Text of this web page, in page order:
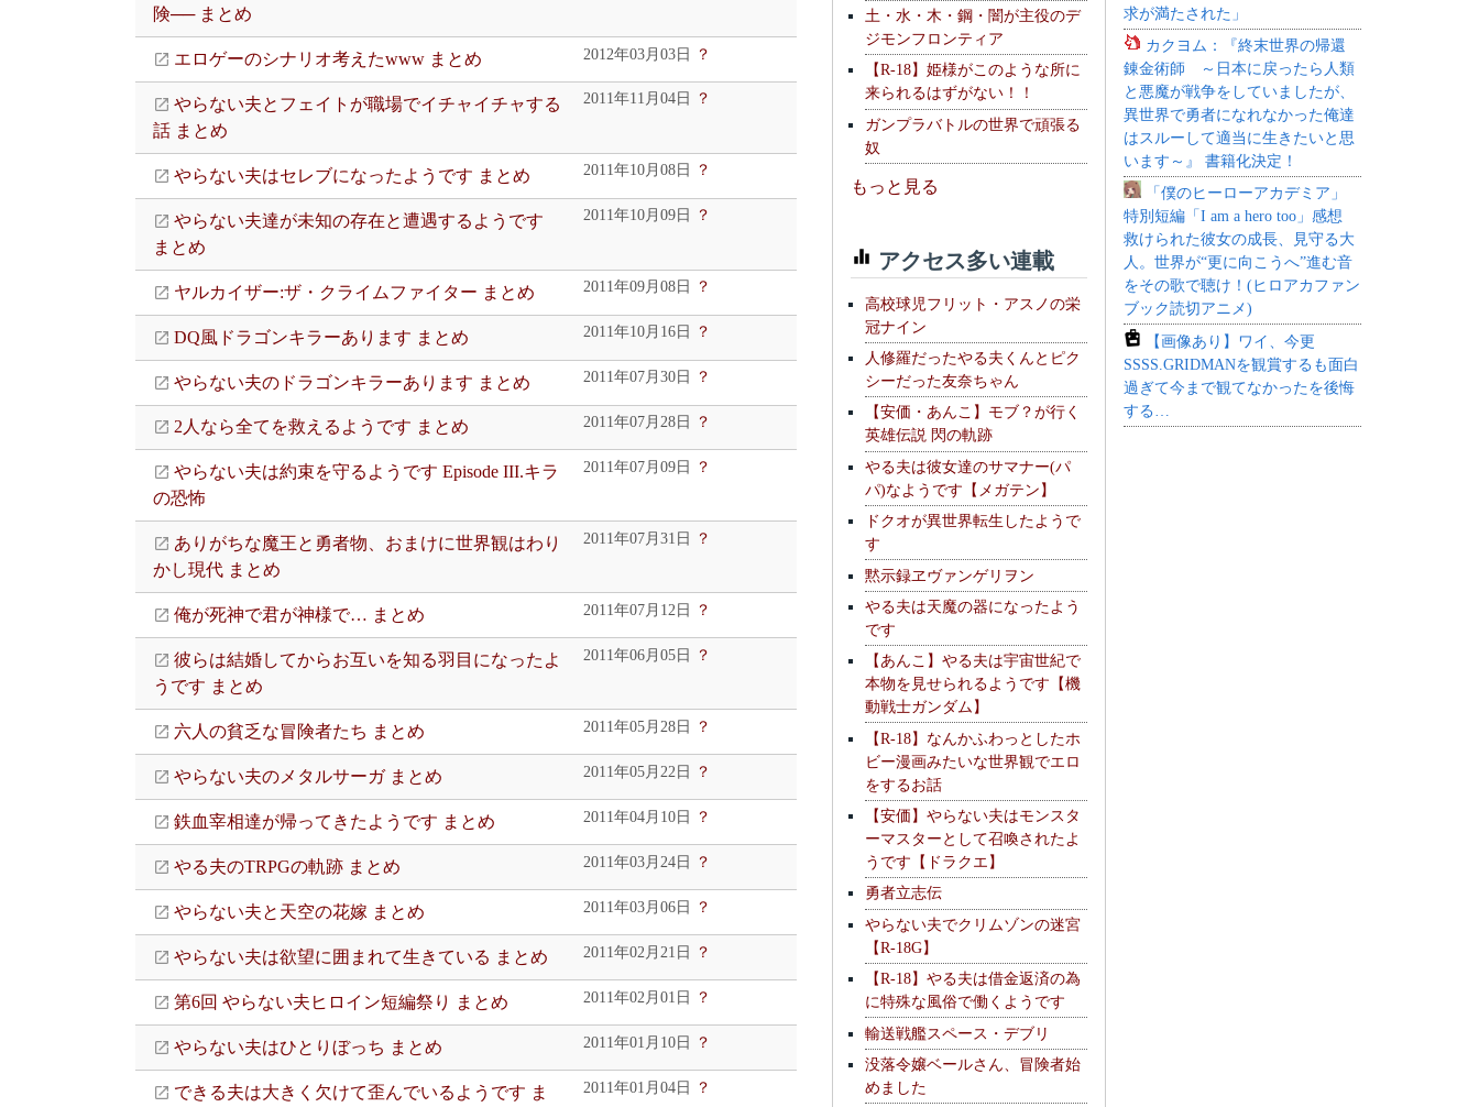
険── まとめ
エロゲーのシナリオ考えたwww まとめ 2012年03月03日 ？
やらない夫とフェイトが職場でイチャイチャする
話 まとめ
2011年11月04日 ？
やらない夫はセレブになったようです まとめ 2011年10月08日 ？
やらない夫達が未知の存在と遭遇するようです
まとめ
2011年10月09日 ？
ヤルカイザー:ザ・クライムファイター まとめ 2011年09月08日 ？
DQ風ドラゴンキラーあります まとめ 2011年10月16日 ？
やらない夫のドラゴンキラーあります まとめ 2011年07月30日 ？
2人なら全てを救えるようです まとめ 2011年07月28日 ？
やらない夫は約束を守るようです Episode III.キラ
の恐怖
2011年07月09日 ？
ありがちな魔王と勇者物、おまけに世界観はわり
かし現代 まとめ
2011年07月31日 ？
俺が死神で君が神様で… まとめ 2011年07月12日 ？
彼らは結婚してからお互いを知る羽目になったよ
うです まとめ
2011年06月05日 ？
六人の貧乏な冒険者たち まとめ 2011年05月28日 ？
やらない夫のメタルサーガ まとめ 2011年05月22日 ？
鉄血宰相達が帰ってきたようです まとめ 2011年04月10日 ？
やる夫のTRPGの軌跡 まとめ 2011年03月24日 ？
やらない夫と天空の花嫁 まとめ 2011年03月06日 ？
やらない夫は欲望に囲まれて生きている まとめ 2011年02月21日 ？
第6回 やらない夫ヒロイン短編祭り まとめ 2011年02月01日 ？
やらない夫はひとりぼっち まとめ 2011年01月10日 ？
できる夫は大きく欠けて歪んでいるようです ま
2011年01月04日 ？
土・水・木・鋼・闇が主役のデ
ジモンフロンティア
【R-18】姫様がこのような所に
来られるはずがない！！
ガンプラバトルの世界で頑張る
奴
もっと見る
アクセス多い連載
高校球児フリット・アスノの栄
冠ナイン
人修羅だったやる夫くんとピク
シーだった友奈ちゃん
【安価・あんこ】モブ？が行く
英雄伝説 閃の軌跡
やる夫は彼女達のサマナー(パ
パ)なようです【メガテン】
ドクオが異世界転生したようで
す
黙示録ヱヴァンゲリヲン
やる夫は天魔の器になったよう
です
【あんこ】やる夫は宇宙世紀で
本物を見せられるようです【機
動戦士ガンダム】
【R-18】なんかふわっとしたホ
ビー漫画みたいな世界観でエロ
をするお話
【安価】やらない夫はモンスタ
ーマスターとして召喚されたよ
うです【ドラクエ】
勇者立志伝
やらない夫でクリムゾンの迷宮
【R-18G】
【R-18】やる夫は借金返済の為
に特殊な風俗で働くようです
輸送戦艦スペース・デブリ
没落令嬢ベールさん、冒険者始
めました
求が満たされた」
カクヨム：『終末世界の帰還
錬金術師 ～日本に戻ったら人類
と悪魔が戦争をしていましたが、
異世界で勇者になれなかった俺達
はスルーして適当に生きたいと思
います～』 書籍化決定！
「僕のヒーローアカデミア」
特別短編「I am a hero too」感想
救けられた彼女の成長、見守る大
人。世界が“更に向こうへ”進む音
をその歌で聴け！(ヒロアカファン
ブック読切アニメ)
【画像あり】ワイ、今更
SSSS.GRIDMANを観賞するも面白
過ぎて今まで観てなかったを後悔
する…